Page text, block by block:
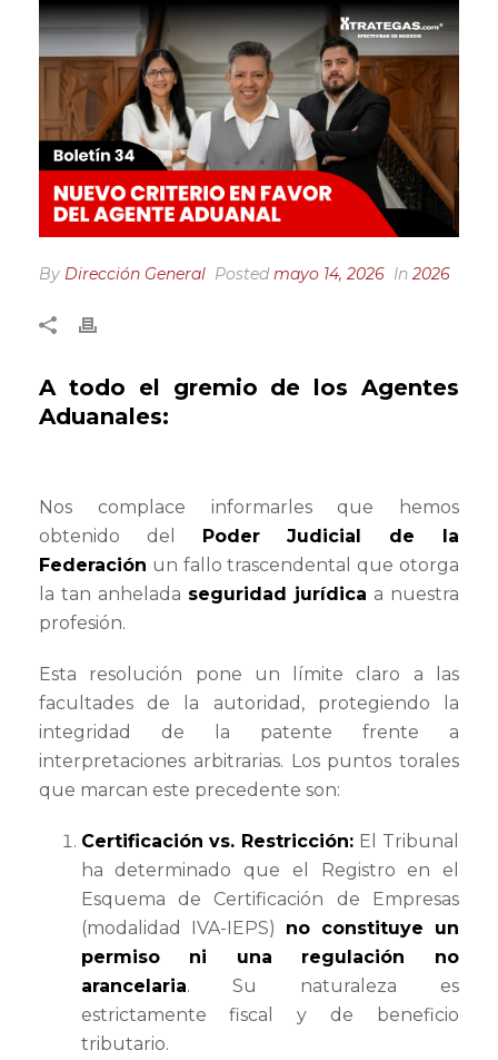
By Dirección General Postedmayo 14, 2026 In 2026
A todo el gremio de los Agentes
Aduanales:
Nos complace informarles que hemos
obtenido del Poder Judicial de la
Federación un fallo trascendental que otorga
la tan anhelada seguridad jurídica a nuestra
profesión.
Esta resolución pone un límite claro a las
facultades de la autoridad, protegiendo la
integridad de la patente frente a
interpretaciones arbitrarias. Los puntos torales
que marcan este precedente son:
Certificación vs. Restricción: El Tribunal
ha determinado que el Registro en el
Esquema de Certificación de Empresas
(modalidad IVA-IEPS) no constituye un
permiso ni una regulación no
arancelaria. Su naturaleza es
estrictamente fiscal y de beneficio
tributario.